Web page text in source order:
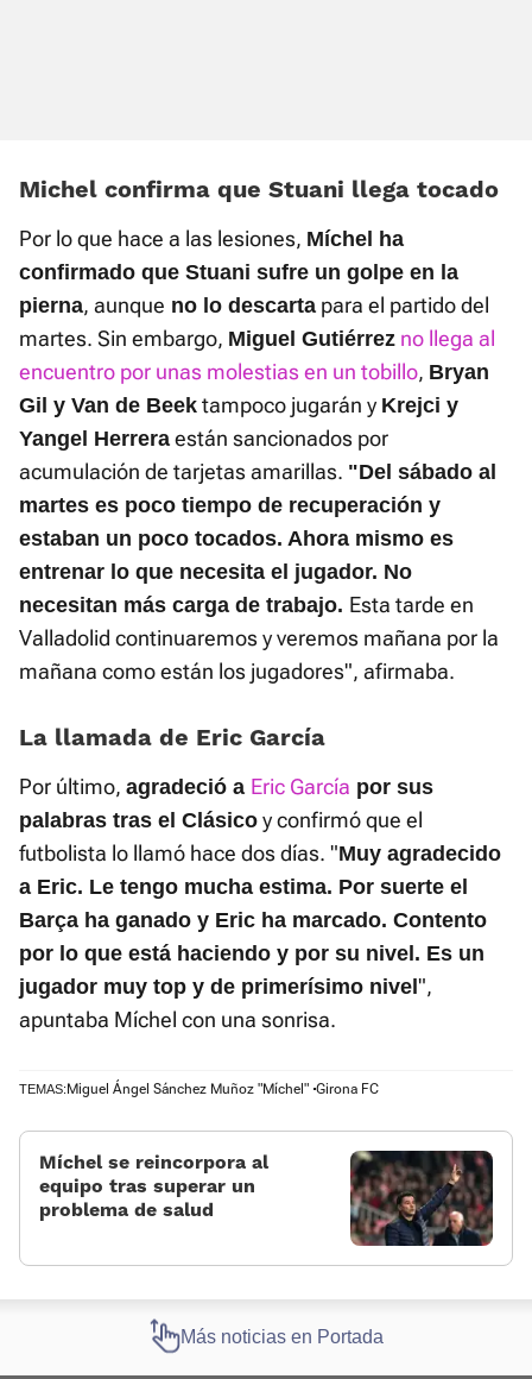
Michel confirma que Stuani llega tocado
Por lo que hace a las lesiones, Míchel ha
confirmado que Stuani sufre un golpe en la
pierna, aunque no lo descarta para el partido del
martes. Sin embargo, Miguel Gutiérrez no llega al
encuentro por unas molestias en un tobillo, Bryan
Gil y Van de Beek tampoco jugarán y Krejci y
Yangel Herrera están sancionados por
acumulación de tarjetas amarillas. "Del sábado al
martes es poco tiempo de recuperación y
estaban un poco tocados. Ahora mismo es
entrenar lo que necesita el jugador. No
necesitan más carga de trabajo. Esta tarde en
Valladolid continuaremos y veremos mañana por la
mañana como están los jugadores", afirmaba.
La llamada de Eric García
Por último, agradeció a Eric García por sus
palabras tras el Clásico y confirmó que el
futbolista lo llamó hace dos días. "Muy agradecido
a Eric. Le tengo mucha estima. Por suerte el
Barça ha ganado y Eric ha marcado. Contento
por lo que está haciendo y por su nivel. Es un
jugador muy top y de primerísimo nivel ",
apuntaba Míchel con una sonrisa.
TEMAS:Miguel Ángel Sánchez Muñoz "Míchel" Girona FC
Míchel se reincorpora al
equipo tras superar un
problema de salud
Más noticias en Portada